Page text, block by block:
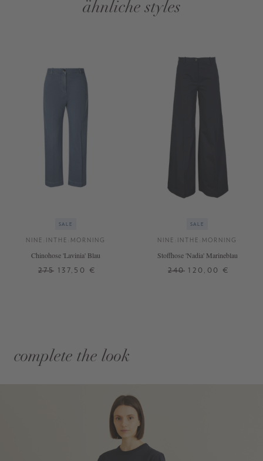
ähnliche styles
SALE
NINE:INTHE:MORNING
Chinohose 'Lavinia' Blau
275 137,50 €
SALE
NINE:INTHE:MORNING
Stoffhose 'Nadia' Marineblau
240 120,00 €
complete the look